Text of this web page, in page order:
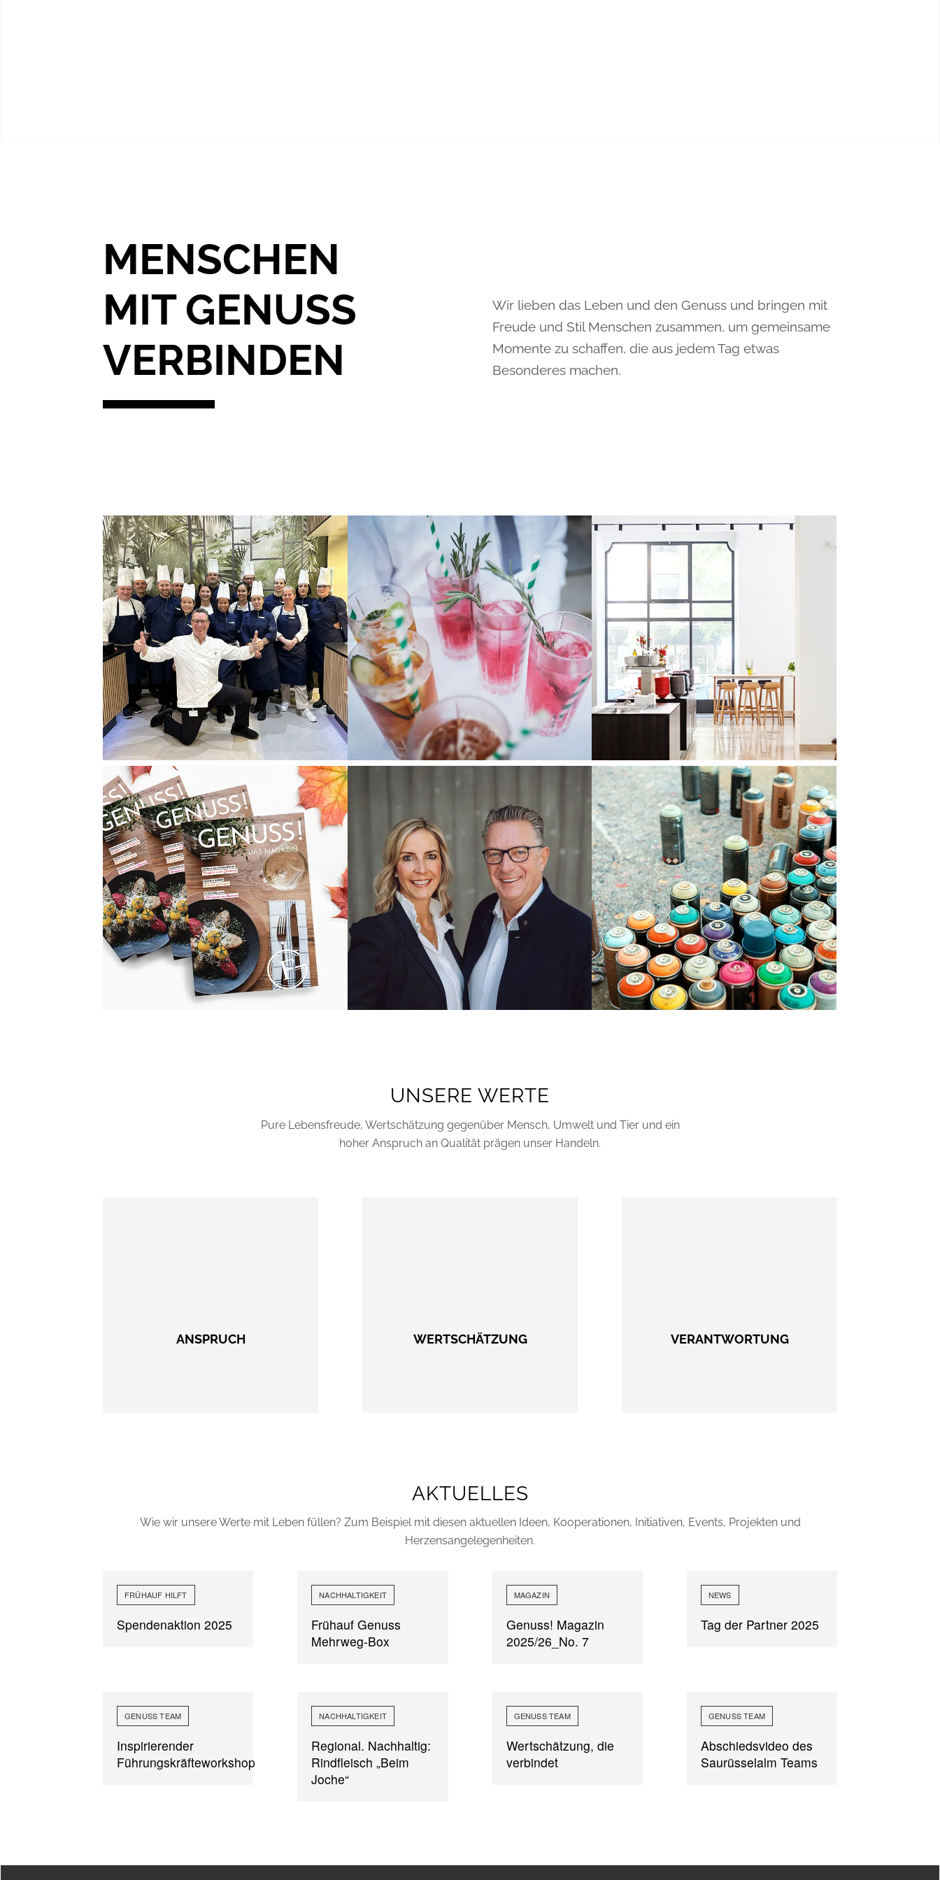
MENSCHEN
MIT GENUSS
VERBINDEN
Wir lieben das Leben und den Genuss und bringen mit
Freude und Stil Menschen zusammen, um gemeinsame
Momente zu schaffen, die aus jedem Tag etwas
Besonderes machen.
KARRIERE
GASTRO &
EVENT
RESTAURANTS
MAGAZIN WERTE NEWS
UNSERE WERTE
Pure Lebensfreude, Wertschätzung gegenüber Mensch, Umwelt und Tier und ein
hoher Anspruch an Qualität prägen unser Handeln.
ANSPRUCH WERTSCHÄTZUNG VERANTWORTUNG
AKTUELLES
Wie wir unsere Werte mit Leben füllen? Zum Beispiel mit diesen aktuellen Ideen, Kooperationen, Initiativen, Events, Projekten und
Herzensangelegenheiten.
FRÜHAUF HILFT
Spendenaktion 2025
NACHHALTIGKEIT
Frühauf Genuss
Mehrweg-Box
MAGAZIN
Genuss! Magazin
2025/26_No. 7
NEWS
Tag der Partner 2025
GENUSS TEAM
Inspirierender
Führungskräfteworkshop
NACHHALTIGKEIT
Regional. Nachhaltig:
Rindfleisch „Beim
Joche“
GENUSS TEAM
Wertschätzung, die
verbindet
GENUSS TEAM
Abschiedsvideo des
Saurüsselalm Teams